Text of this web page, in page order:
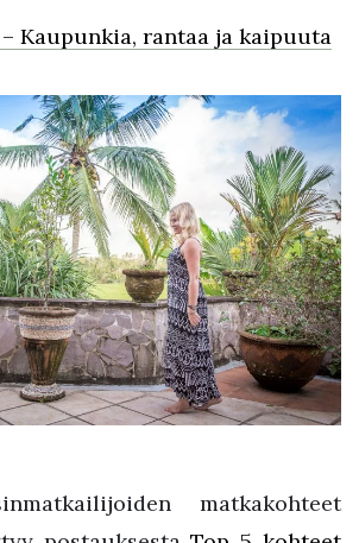
Kaupunkia, rantaa ja kaipuuta
matkakohteet